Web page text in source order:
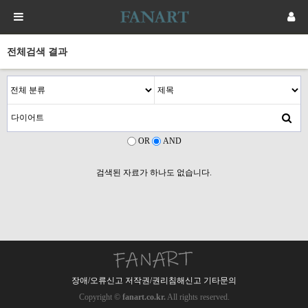
전체검색 결과
OR AND
검색된 자료가 하나도 없습니다.
장애/오류신고 저작권/권리침해신고 기타문의
Copyright © fanart.co.kr. All rights reserved.